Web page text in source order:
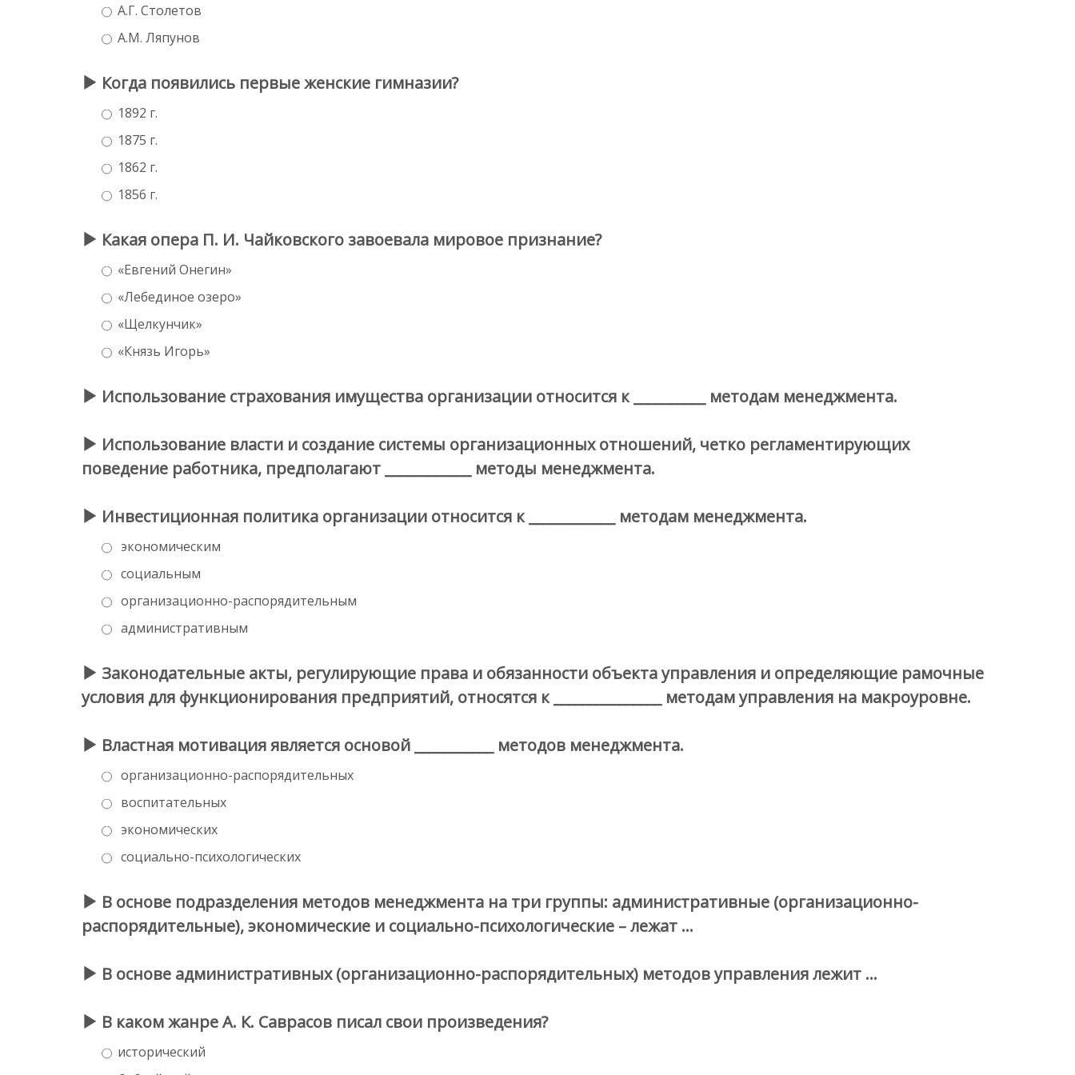
А.Г. Столетов
А.М. Ляпунов
Когда появились первые женские гимназии?
1892 г.
1875 г.
1862 г.
1856 г.
Какая опера П. И. Чайковского завоевала мировое признание?
«Евгений Онегин»
«Лебединое озеро»
«Щелкунчик»
«Князь Игорь»
Использование страхования имущества организации относится к __________ методам менеджмента.
Использование власти и создание системы организационных отношений, четко регламентирующих
поведение работника, предполагают ____________ методы менеджмента.
Инвестиционная политика организации относится к ____________ методам менеджмента.
экономическим
социальным
организационно-распорядительным
административным
Законодательные акты, регулирующие права и обязанности объекта управления и определяющие рамочные
условия для функционирования предприятий, относятся к _______________ методам управления на макроуровне.
Властная мотивация является основой ___________ методов менеджмента.
организационно-распорядительных
воспитательных
экономических
социально-психологических
В основе подразделения методов менеджмента на три группы: административные (организационно-
распорядительные), экономические и социально-психологические – лежат …
В основе административных (организационно-распорядительных) методов управления лежит …
В каком жанре А. К. Саврасов писал свои произведения?
исторический